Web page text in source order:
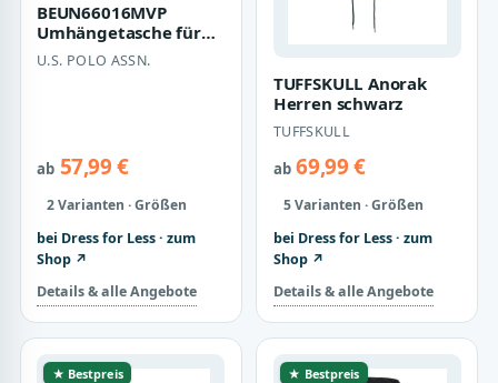
BEUN66016MVP
Umhängetasche für
Herren
U.S. POLO ASSN.
ab57,99 €
2 Varianten · Größen
bei Dress for Less · zum
Shop ↗
Details & alle Angebote
TUFFSKULL Anorak
Herren schwarz
TUFFSKULL
ab69,99 €
5 Varianten · Größen
bei Dress for Less · zum
Shop ↗
Details & alle Angebote
★ Bestpreis ★ Bestpreis